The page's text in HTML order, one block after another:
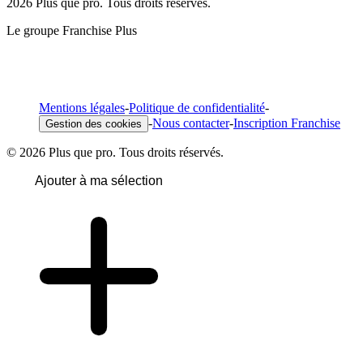
2026 Plus que pro. Tous droits réservés.
Le groupe Franchise Plus
Mentions légales-Politique de confidentialité-
Gestion des cookies -Nous contacter-Inscription Franchise
© 2026 Plus que pro. Tous droits réservés.
Ajouter à ma sélection